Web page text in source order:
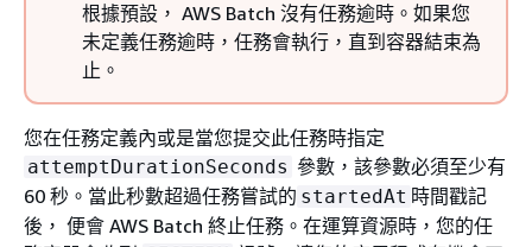
根據預設， AWS Batch 沒有任務逾時。如果您
未定義任務逾時，任務會執行，直到容器結束為
止。
您在任務定義內或是當您提交此任務時指定
attemptDurationSeconds 參數，該參數必須至少有
60 秒。當此秒數超過任務嘗試的 startedAt 時間戳記
後， 便會 AWS Batch 終止任務。在運算資源時，您的任